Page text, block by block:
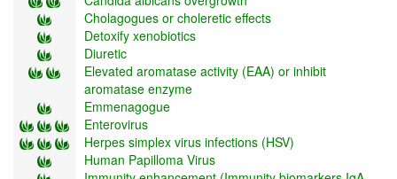
Cholagogues or choleretic effects
Detoxify xenobiotics
Diuretic
Elevated aromatase activity (EAA) or inhibit
aromatase enzyme
Emmenagogue
Enterovirus
Herpes simplex virus infections (HSV)
Human Papilloma Virus